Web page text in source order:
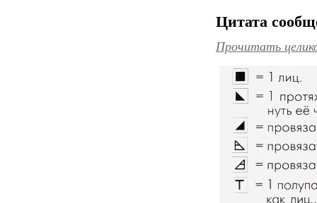
Цитата
Прочитать